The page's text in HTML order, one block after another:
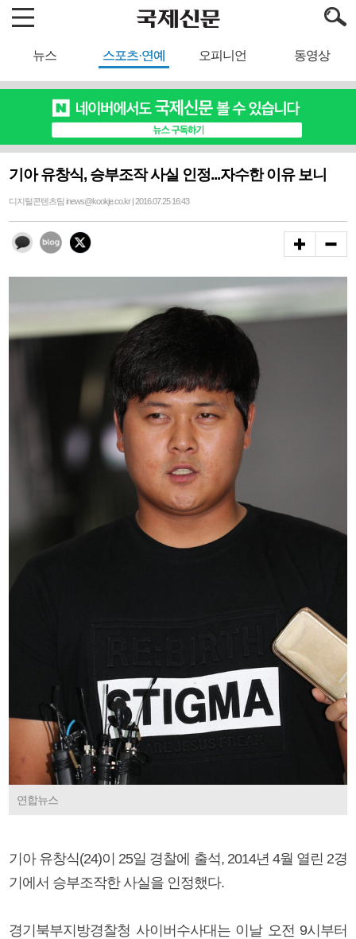
뉴스 스포츠·연예 오피니언 동영상
기아 유창식, 승부조작 사실 인정...자수한 이유 보니
디지털콘텐츠팀 inews@kookje.co.kr | 2016.07.25 16:43
연합뉴스
기아 유창식(24)이 25일 경찰에 출석, 2014년 4월 열린 2경
기에서 승부조작한 사실을 인정했다.
경기북부지방경찰청 사이버수사대는 이날 오전 9시부터